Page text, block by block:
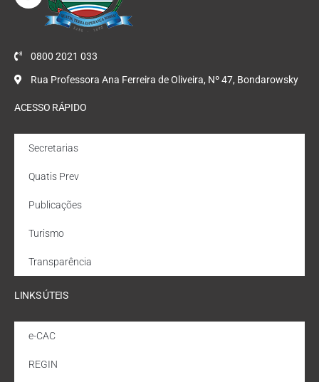
0800 2021 033
Rua Professora Ana Ferreira de Oliveira, Nº 47, Bondarowsky
ACESSO RÁPIDO
Secretarias
Quatis Prev
Publicações
Turismo
Transparência
LINKS ÚTEIS
e-CAC
REGIN